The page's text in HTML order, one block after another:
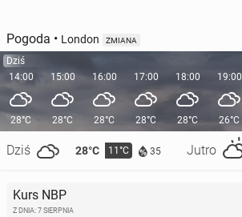
Pogoda • London ZMIANA
Dziś
14:00
28°C
Dziś 28°C 11°C 35 Jutro
15:00
28°C
16:00
28°C
17:00
28°C
18:00
28°C
19:00
26°C
Kurs NBP
Z DNIA: 7 SIERPNIA